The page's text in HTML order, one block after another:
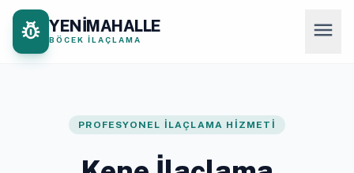
pest_control YENİMAHALLE
BÖCEK İLAÇLAMA menu
PROFESYONEL İLAÇLAMA HIZMETI